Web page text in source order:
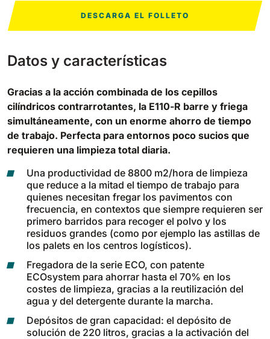
760 mm 4560 m²/h
E83
E85
810 mm 6075 m²/h
E100
1000 mm 7500 m²/h
E110-D
DESCARGA EL FOLLETO
Datos y características
Gracias a la acción combinada de los cepillos
cilíndricos contrarrotantes, la E110-R barre y friega
simultáneamente, con un enorme ahorro de tiempo
de trabajo. Perfecta para entornos poco sucios que
requieren una limpieza total diaria.
Una productividad de 8800 m2/hora de limpieza
que reduce a la mitad el tiempo de trabajo para
quienes necesitan fregar los pavimentos con
frecuencia, en contextos que siempre requieren ser
primero barridos para recoger el polvo y los
residuos grandes (como por ejemplo las astillas de
los palets en los centros logísticos).
Fregadora de la serie ECO, con patente
ECOsystem para ahorrar hasta el 70% en los
costes de limpieza, gracias a la reutilización del
agua y del detergente durante la marcha.
Depósitos de gran capacidad: el depósito de
solución de 220 litros, gracias a la activación del